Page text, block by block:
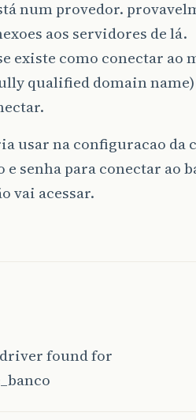
num provedor.
aos servidores de lá.
existe como conectar ao
qualified domain
usar na configuracao da
e senha para conectar ao
vai acessar.
found for